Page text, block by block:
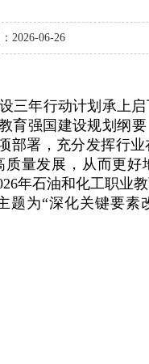
2026-06-26
三年行动计划承上
育强国建设规划纲
部署，充分发挥行
量发展，从而更好
年石油和化工职业
题为“深化关键要素